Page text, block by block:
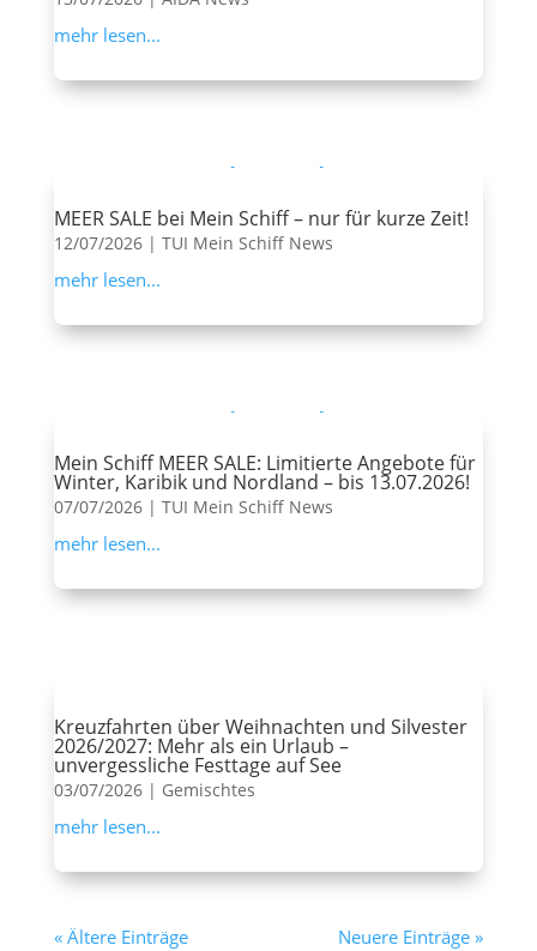
mehr lesen...
MEER SALE bei Mein Schiff – nur für kurze Zeit!
12/07/2026| TUI Mein Schiff News
mehr lesen...
Mein Schiff MEER SALE: Limitierte Angebote für
Winter, Karibik und Nordland – bis 13.07.2026!
07/07/2026| TUI Mein Schiff News
mehr lesen...
Kreuzfahrten über Weihnachten und Silvester
2026/2027: Mehr als ein Urlaub –
unvergessliche Festtage auf See
03/07/2026| Gemischtes
mehr lesen...
« Ältere Einträge Neuere Einträge »